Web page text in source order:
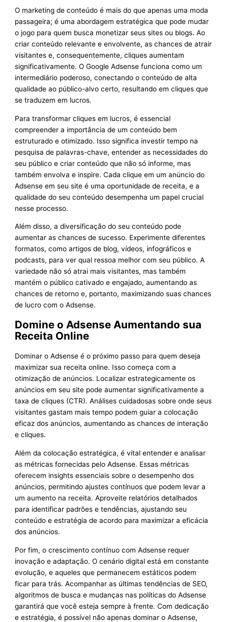
O marketing de conteúdo é mais do que apenas uma moda
passageira; é uma abordagem estratégica que pode mudar
o jogo para quem busca monetizar seus sites ou blogs. Ao
criar conteúdo relevante e envolvente, as chances de atrair
visitantes e, consequentemente, cliques aumentam
significativamente. O Google Adsense funciona como um
intermediário poderoso, conectando o conteúdo de alta
qualidade ao público-alvo certo, resultando em cliques que
se traduzem em lucros.
Para transformar cliques em lucros, é essencial
compreender a importância de um conteúdo bem
estruturado e otimizado. Isso significa investir tempo na
pesquisa de palavras-chave, entender as necessidades do
seu público e criar conteúdo que não só informe, mas
também envolva e inspire. Cada clique em um anúncio do
Adsense em seu site é uma oportunidade de receita, e a
qualidade do seu conteúdo desempenha um papel crucial
nesse processo.
Além disso, a diversificação do seu conteúdo pode
aumentar as chances de sucesso. Experimente diferentes
formatos, como artigos de blog, vídeos, infográficos e
podcasts, para ver qual ressoa melhor com seu público. A
variedade não só atrai mais visitantes, mas também
mantém o público cativado e engajado, aumentando as
chances de retorno e, portanto, maximizando suas chances
de lucro com o Adsense.
Domine o Adsense Aumentando sua
Receita Online
Dominar o Adsense é o próximo passo para quem deseja
maximizar sua receita online. Isso começa com a
otimização de anúncios. Localizar estrategicamente os
anúncios em seu site pode aumentar significativamente a
taxa de cliques (CTR). Análises cuidadosas sobre onde seus
visitantes gastam mais tempo podem guiar a colocação
eficaz dos anúncios, aumentando as chances de interação
e cliques.
Além da colocação estratégica, é vital entender e analisar
as métricas fornecidas pelo Adsense. Essas métricas
oferecem insights essenciais sobre o desempenho dos
anúncios, permitindo ajustes contínuos que podem levar a
um aumento na receita. Aproveite relatórios detalhados
para identificar padrões e tendências, ajustando seu
conteúdo e estratégia de acordo para maximizar a eficácia
dos anúncios.
Por fim, o crescimento contínuo com Adsense requer
inovação e adaptação. O cenário digital está em constante
evolução, e aqueles que permanecem estáticos podem
ficar para trás. Acompanhar as últimas tendências de SEO,
algoritmos de busca e mudanças nas políticas do Adsense
garantirá que você esteja sempre à frente. Com dedicação
e estratégia, é possível não apenas dominar o Adsense,